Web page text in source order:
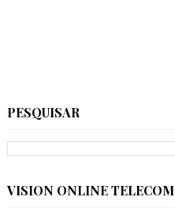
PESQUISAR
VISION ONLINE TELECOM